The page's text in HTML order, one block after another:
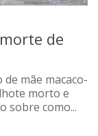
de
mãe macaco-
morto e
sobre como...